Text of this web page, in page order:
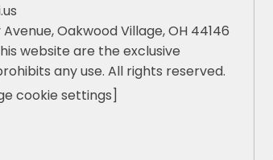
Oakwood Village, OH 44146
website are the exclusive
any use. All rights reserved.
cookie settings]